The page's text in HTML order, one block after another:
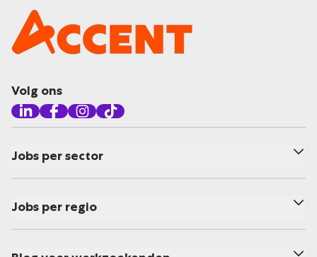
Volg ons
Jobs per sector
Jobs per regio